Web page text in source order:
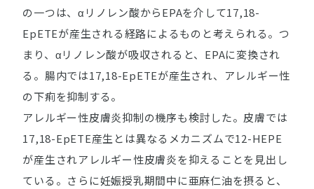
の一つは、αリノレン酸からEPAを介して17,18-
EpETEが産生される経路によるものと考えられる。つ
まり、αリノレン酸が吸収されると、EPAに変換され
る。腸内では17,18-EpETEが産生され、アレルギー性
の下痢を抑制する。
アレルギー性皮膚炎抑制の機序も検討した。皮膚では
17,18-EpETE産生とは異なるメカニズムで12-HEPE
が産生されアレルギー性皮膚炎を抑えることを見出し
ている。さらに妊娠授乳期間中に亜麻仁油を摂ると、